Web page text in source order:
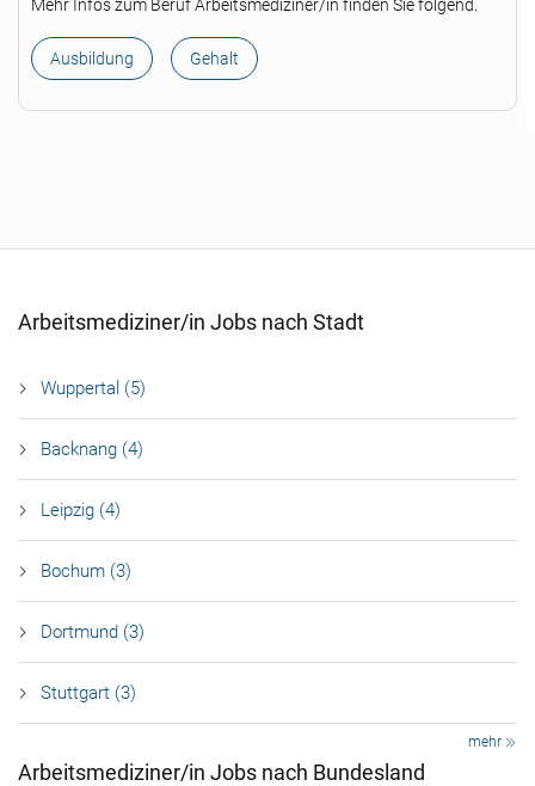
Mehr Infos zum Beruf Arbeitsmediziner/in finden Sie folgend.
Ausbildung Gehalt
Arbeitsmediziner/in Jobs nach Stadt
Wuppertal (5)
Backnang (4)
Leipzig (4)
Bochum (3)
Dortmund (3)
Stuttgart (3)
mehr
Arbeitsmediziner/in Jobs nach Bundesland